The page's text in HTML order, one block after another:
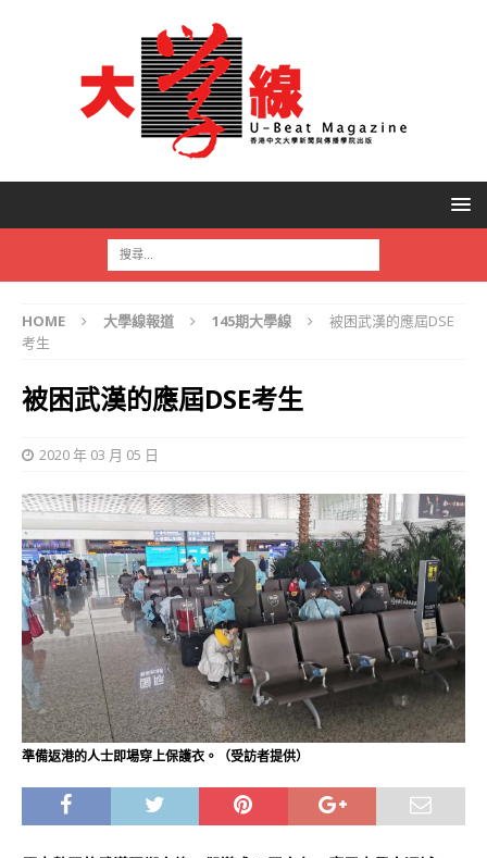
HOME 大學線報道 145期大學線
被困武漢的應屆DSE
考生
被困武漢的應屆DSE考生
2020 年 03 月 05 日
準備返港的人士即場穿上保護衣。（受訪者提供）